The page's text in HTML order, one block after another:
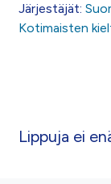
Järjestäjät:
Kotimaisten
Lippuja ei